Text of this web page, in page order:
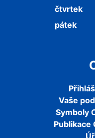
čtvrtek
pátek
Vaše
Symboly
Publikace